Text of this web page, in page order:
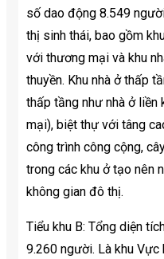
số dao động 8.549
thị sinh thái, bao gồm
với thương mại và khu
thuyền. Khu nhà ở thấp
thấp tầng như nhà ở liền
mại), biệt thự với tâng
công trình công cộng,
trong các khu ở tạo nên
không gian đô thị.
Tiểu khu B: Tổng diện
9.260 người. Là khu